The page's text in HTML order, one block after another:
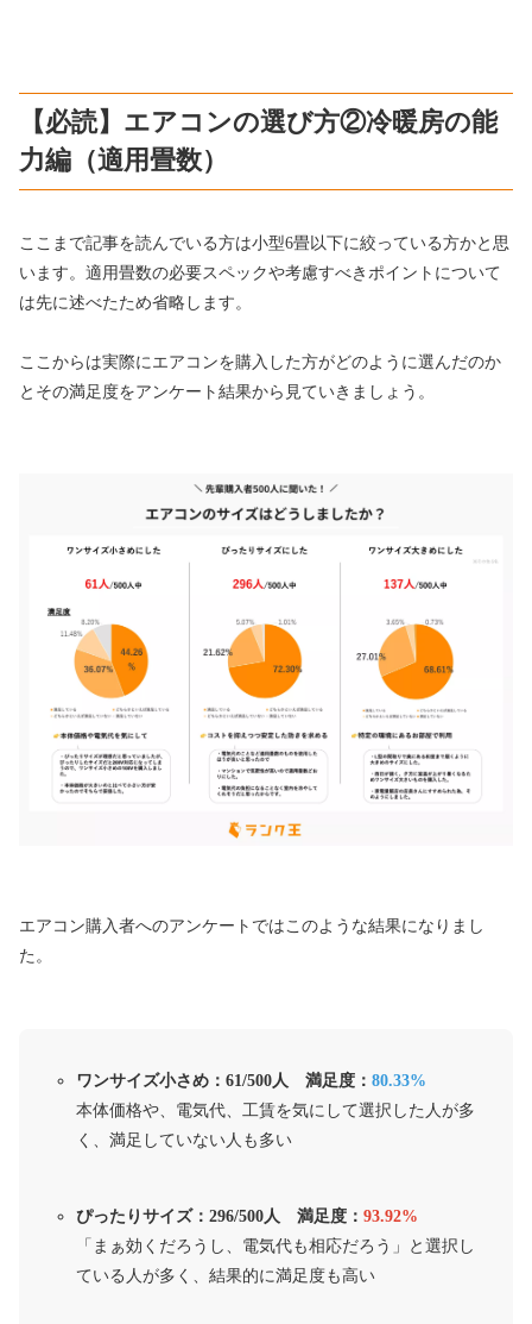
【必読】エアコンの選び方②冷暖房の能
力編（適用畳数）
ここまで記事を読んでいる方は小型6畳以下に絞っている方かと思
います。適用畳数の必要スペックや考慮すべきポイントについて
は先に述べたため省略します。
ここからは実際にエアコンを購入した方がどのように選んだのか
とその満足度をアンケート結果から見ていきましょう。
エアコン購入者へのアンケートではこのような結果になりまし
た。
ワンサイズ小さめ：61/500人 満足度： 80.33%
本体価格や、電気代、工賃を気にして選択した人が多
く、満足していない人も多い
ぴったりサイズ：296/500人 満足度： 93.92%
「まぁ効くだろうし、電気代も相応だろう」と選択し
ている人が多く、結果的に満足度も高い